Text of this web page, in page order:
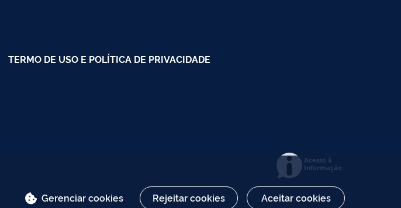
TERMO DE USO E POLÍTICA DE PRIVACIDADE
Acesso à
Informação
Gerenciar cookies Rejeitar cookies Aceitar cookies